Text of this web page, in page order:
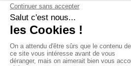
comptes sur Lille,
Services Secteurs